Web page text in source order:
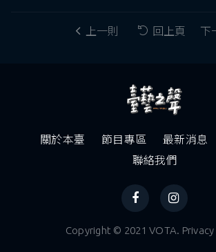
上一則 回上頁 下
關於本臺 節目專區 最新消息
聯絡我們
Copyright © 2021 VOTA. Privacy